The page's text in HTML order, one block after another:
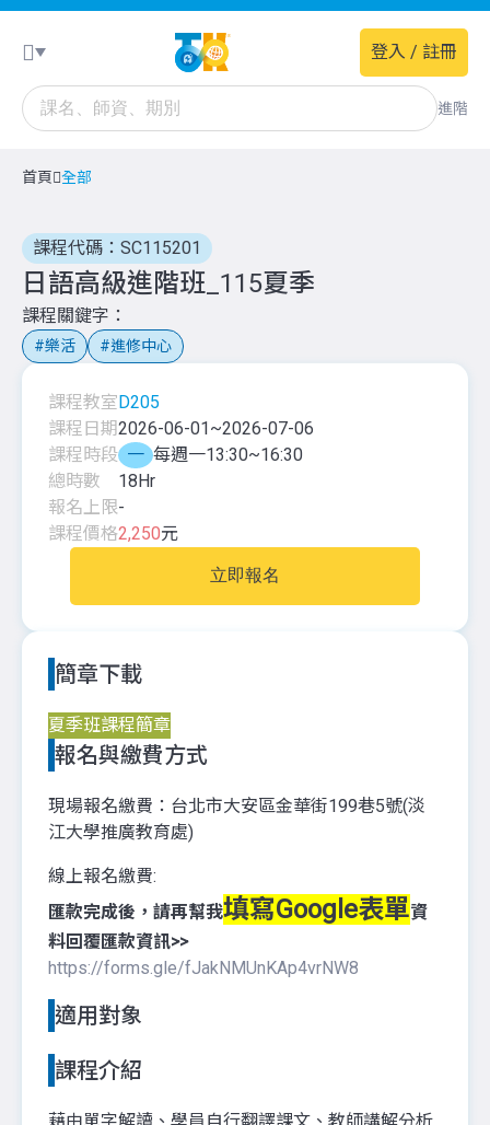
進階
登入 / 註冊
首頁 全部
課程代碼：SC115201
日語高級進階班_115夏季
課程關鍵字
樂活 進修中心
課程教室D205
課程日期2026-06-01~2026-07-06
課程時段 一 每週一13:30~16:30
總時數
18Hr
報名上限-
課程價格2,250元
立即報名
簡章下載
夏季班課程簡章
報名與繳費方式
現場報名繳費：台北市大安區金華街199巷5號(淡
江大學推廣教育處)
線上報名繳費:
匯款完成後，請再幫我填寫Google表單資
料回覆匯款資訊>>
https://forms.gle/fJakNMUnKAp4vrNW8
適用對象
課程介紹